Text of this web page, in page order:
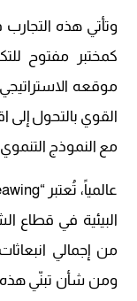
وتأتي هذه
كمختبر مفتوح
موقعه
القوي بالتحول
مع النموذج التنموي
من إجمالي
ومن شأن تبنّي هذه